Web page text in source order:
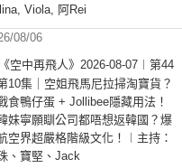
Viola, 阿Rei
08/06
《空中再飛人》2026-08-07︱第44
10集｜空姐飛馬尼拉掃淘寶貨？
食鴨仔蛋 + Jollibee隱藏用法！
韓妹寧願瞓公司都唔想返韓國？爆
空界超嚴格階級文化！︱主持：
、寶堅、Jack